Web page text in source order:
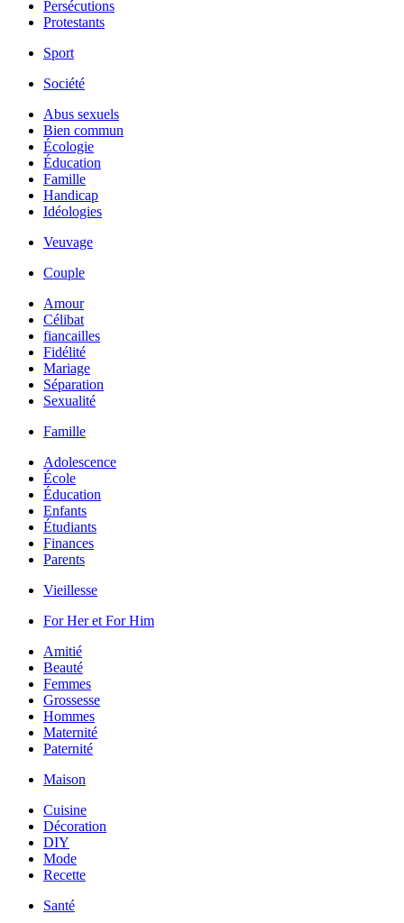
Persécutions
Protestants
Sport
Société
Abus sexuels
Bien commun
Écologie
Éducation
Famille
Handicap
Idéologies
Veuvage
Couple
Amour
Célibat
fiancailles
Fidélité
Mariage
Séparation
Sexualité
Famille
Adolescence
École
Éducation
Enfants
Étudiants
Finances
Parents
Vieillesse
For Her et For Him
Amitié
Beauté
Femmes
Grossesse
Hommes
Maternité
Paternité
Maison
Cuisine
Décoration
DIY
Mode
Recette
Santé